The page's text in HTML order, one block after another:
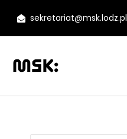
sekretariat@msk.lodz.pl